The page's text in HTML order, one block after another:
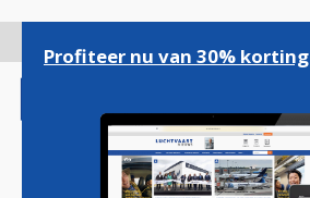
gaan
Profiteer nu van 30% korting